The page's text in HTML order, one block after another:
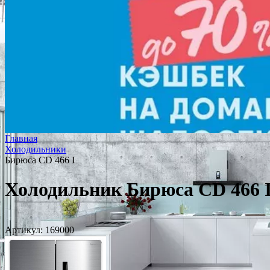
Главная
Холодильники
Бирюса CD 466 I
Холодильник Бирюса CD 466
Артикул: 169000